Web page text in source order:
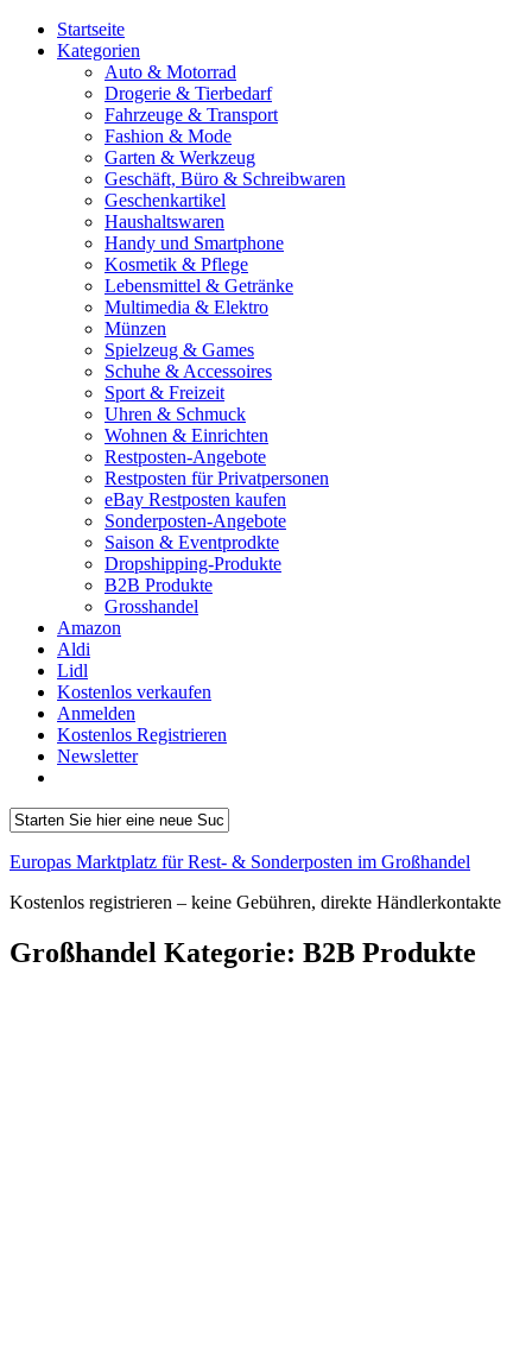
Startseite
Kategorien
Auto & Motorrad
Drogerie & Tierbedarf
Fahrzeuge & Transport
Fashion & Mode
Garten & Werkzeug
Geschäft, Büro & Schreibwaren
Geschenkartikel
Haushaltswaren
Handy und Smartphone
Kosmetik & Pflege
Lebensmittel & Getränke
Multimedia & Elektro
Münzen
Spielzeug & Games
Schuhe & Accessoires
Sport & Freizeit
Uhren & Schmuck
Wohnen & Einrichten
Restposten-Angebote
Restposten für Privatpersonen
eBay Restposten kaufen
Sonderposten-Angebote
Saison & Eventprodkte
Dropshipping-Produkte
B2B Produkte
Grosshandel
Amazon
Aldi
Lidl
Kostenlos verkaufen
Anmelden
Kostenlos Registrieren
Newsletter
Europas Marktplatz für Rest- & Sonderposten im Großhandel
Kostenlos registrieren – keine Gebühren, direkte Händlerkontakte
Großhandel Kategorie: B2B Produkte